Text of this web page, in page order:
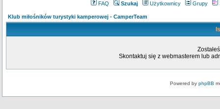
FAQ Szukaj Użytkownicy Grupy
Klub miłośników turystyki kamperowej - CamperTeam
Skontaktuj się z webmasterem lub
Powered by phpBB